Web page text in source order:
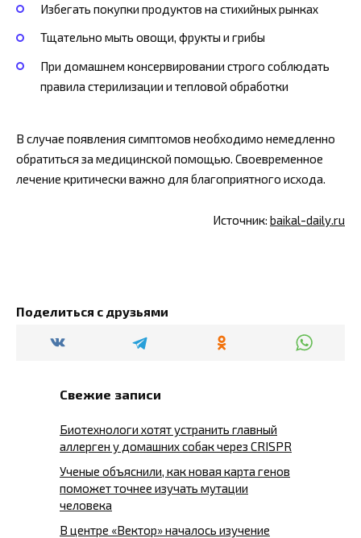
Избегать покупки продуктов на стихийных рынках
Тщательно мыть овощи, фрукты и грибы
При домашнем консервировании строго соблюдать
правила стерилизации и тепловой обработки
В случае появления симптомов необходимо немедленно
обратиться за медицинской помощью. Своевременное
лечение критически важно для благоприятного исхода.
Источник: baikal-daily.ru
Поделиться с друзьями
Свежие записи
Биотехнологи хотят устранить главный
аллерген у домашних собак через CRISPR
Ученые объяснили, как новая карта генов
поможет точнее изучать мутации
человека
В центре «Вектор» началось изучение